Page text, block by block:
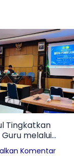
Tingkatkan
melalui
Pembelajaran
DigitalKomentar